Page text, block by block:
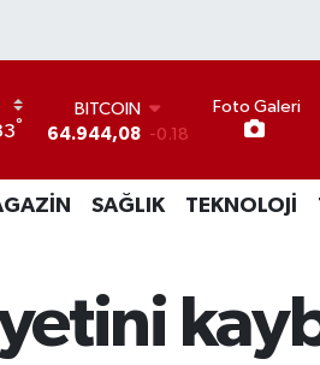
°
BITCOIN
64.944,08 -0.18
47,7436 0.18
EURO
GRAM ALTIN
6660.55
Foto Galeri
SAĞLIK TEKNOLOJİ